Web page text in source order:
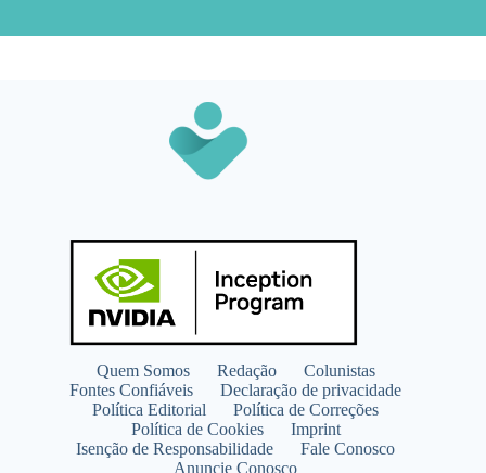
Quem Somos Redação
Colunistas
Fontes Confiáveis
Declaração de privacidade
Política Editorial
Política de Correções
Política de Cookies
Imprint
Isenção de Responsabilidade
Fale Conosco
Anuncie Conosco